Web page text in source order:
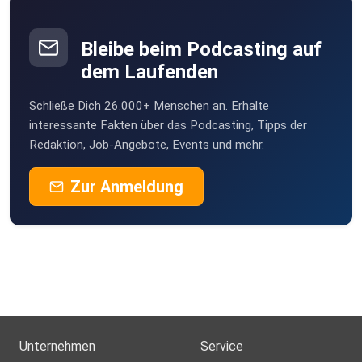
neue Kriterien in den Fokus des Lehrendenjobs. Wir von
uniplus
möchten auf Themen eingehen, die Schulen in
bewegen, sowie Wissenswertes für Lehrkräfte vermitteln.
Außerdem
möchten wir in zukunftsorientierten Fortbildungsformaten
denken.
Unser Podcast-Team, bestehend aus Felix Roscher und
Bleibe beim Podcasting auf
dem Laufenden
Schließe Dich 26.000+ Menschen an. Erhalte
interessante Fakten über das Podcasting, Tipps der
Redaktion, Job-Angebote, Events und mehr.
Zur Anmeldung
Unternehmen Service